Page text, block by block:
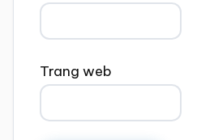
Trang web